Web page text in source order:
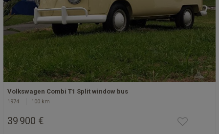
Volkswagen Combi T1 Split window bus
1974 100 km
39 900 €